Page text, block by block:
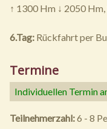
↑ 1300 Hm ↓ 2050
6.Tag: Rückfahrt per
Termine
Individuellen Termin
Teilnehmerzahl:6 - 8